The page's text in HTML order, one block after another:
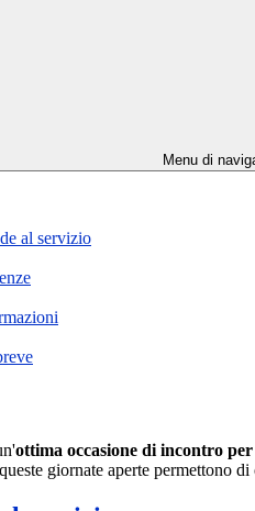
Menu di
al servizio
ottima occasione di incontro
giornate aperte permettono